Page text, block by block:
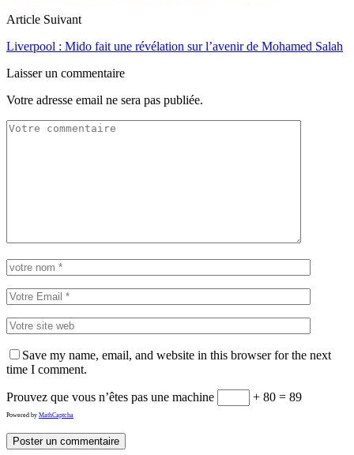
Article Suivant
Liverpool : Mido fait une révélation sur l’avenir de Mohamed Salah
Laisser un commentaire
Votre adresse email ne sera pas publiée.
Save my name, email, and website in this browser for the next
time I comment.
Prouvez que vous n’êtes pas une machine + 80 = 89
Powered by MathCaptcha